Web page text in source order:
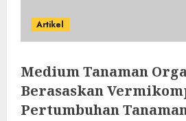
Artikel
Medium Tanaman
Berasaskan
Pertumbuhan